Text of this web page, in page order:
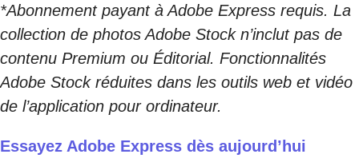
*Abonnement payant à Adobe Express requis. La
collection de photos Adobe Stock n’inclut pas de
contenu Premium ou Éditorial. Fonctionnalités
Adobe Stock réduites dans les outils web et vidéo
de l’application pour ordinateur.
Essayez Adobe Express dès aujourd’hui